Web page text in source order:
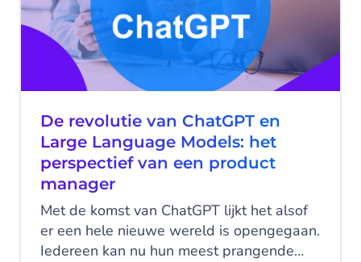
De revolutie van ChatGPT en
Large Language Models: het
perspectief van een product
manager
Met de komst van ChatGPT lijkt het alsof
er een hele nieuwe wereld is opengegaan.
Iedereen kan nu hun meest prangende